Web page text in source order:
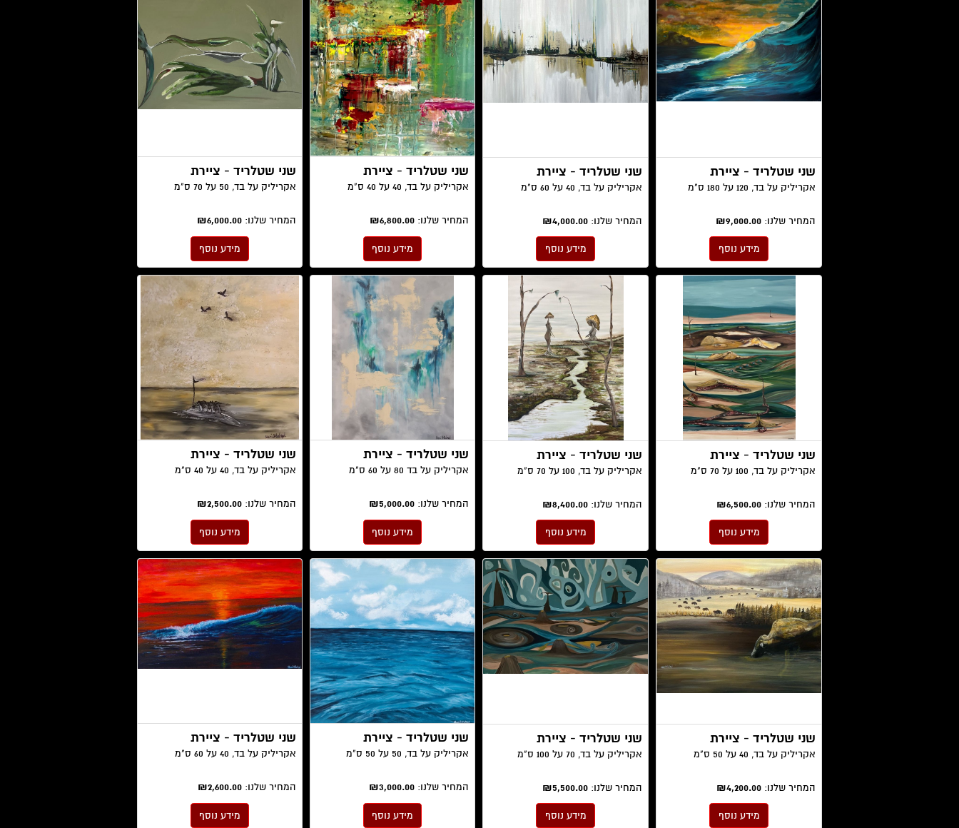
שני שטלריד - ציירת
אקריליק על בד, 120 על 180 ס"מ
המחיר שלנו: ₪9,000.00
מידע נוסף
שני שטלריד - ציירת
אקריליק על בד, 40 על 60 ס"מ
המחיר שלנו: ₪4,000.00
מידע נוסף
שני שטלריד - ציירת
אקריליק על בד, 40 על 40 ס"מ
המחיר שלנו: ₪6,800.00
מידע נוסף
שני שטלריד - ציירת
אקריליק על בד, 50 על 70 ס"מ
המחיר שלנו: ₪6,000.00
מידע נוסף
שני שטלריד - ציירת
אקריליק על בד, 100 על 70 ס"מ
המחיר שלנו: ₪6,500.00
מידע נוסף
שני שטלריד - ציירת
אקריליק על בד, 100 על 70 ס"מ
המחיר שלנו: ₪8,400.00
מידע נוסף
שני שטלריד - ציירת
אקריליק על בד 80 על 60 ס"מ
המחיר שלנו: ₪5,000.00
מידע נוסף
שני שטלריד - ציירת
אקריליק על בד, 40 על 40 ס"מ
המחיר שלנו: ₪2,500.00
מידע נוסף
שני שטלריד - ציירת
אקריליק על בד, 40 על 50 ס"מ
המחיר שלנו: ₪4,200.00
מידע נוסף
שני שטלריד - ציירת
אקריליק על בד, 70 על 100 ס"מ
המחיר שלנו: ₪5,500.00
מידע נוסף
שני שטלריד - ציירת
אקריליק על בד, 50 על 50 ס"מ
המחיר שלנו: ₪3,000.00
מידע נוסף
שני שטלריד - ציירת
אקריליק על בד, 40 על 60 ס"מ
המחיר שלנו: ₪2,600.00
מידע נוסף